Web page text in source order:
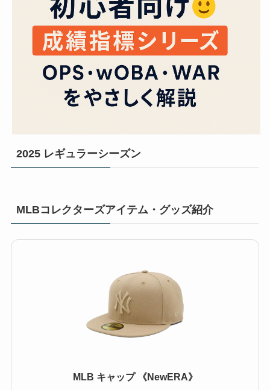
2025 レギュラーシーズン
MLBコレクターズアイテム・グッズ紹介
MLB キャップ 《NewERA》